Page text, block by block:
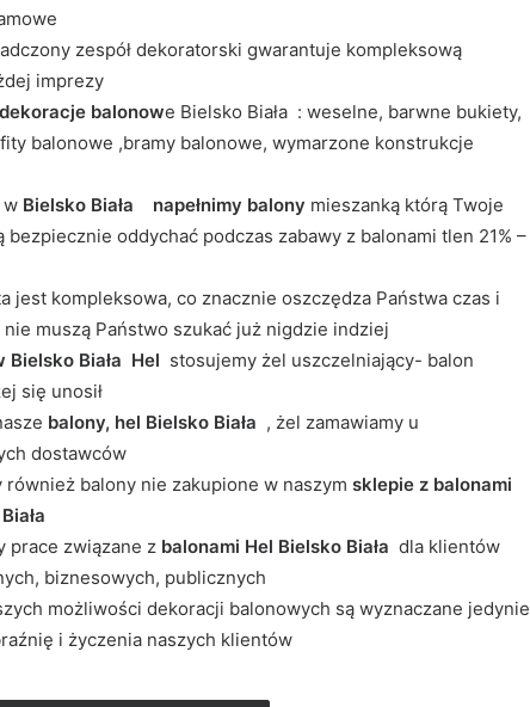
zespół dekoratorski gwarantuje kompleksową
imprezy
balonowe Bielsko Biała : weselne, barwne bukiety,
balonowe ,bramy balonowe, wymarzone konstrukcje
w Bielsko Biała napełnimy balony mieszanką którą Twoje
bezpiecznie oddychać podczas zabawy z balonami tlen 21% –
jest kompleksowa, co znacznie oszczędza Państwa czas i
nie muszą Państwo szukać już nigdzie indziej
Bielsko Biała Hel stosujemy żel uszczelniający- balon
się unosił
balony, hel Bielsko Biała , żel zamawiamy u
dostawców
również balony nie zakupione w naszym sklepie z balonami
prace związane z balonami Hel Bielsko Biała dla klientów
biznesowych, publicznych
możliwości dekoracji balonowych są wyznaczane jedynie
i życzenia naszych klientów